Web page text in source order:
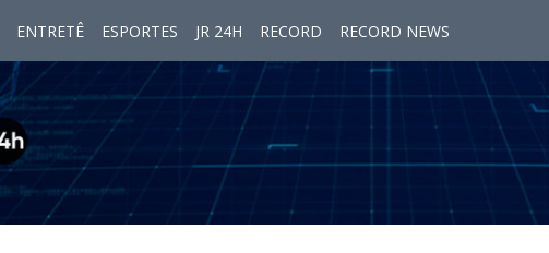
ENTRETÊ ESPORTES JR 24H RECORD RECORD NEWS